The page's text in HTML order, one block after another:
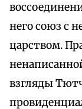
него союз с
царством.
взгляды